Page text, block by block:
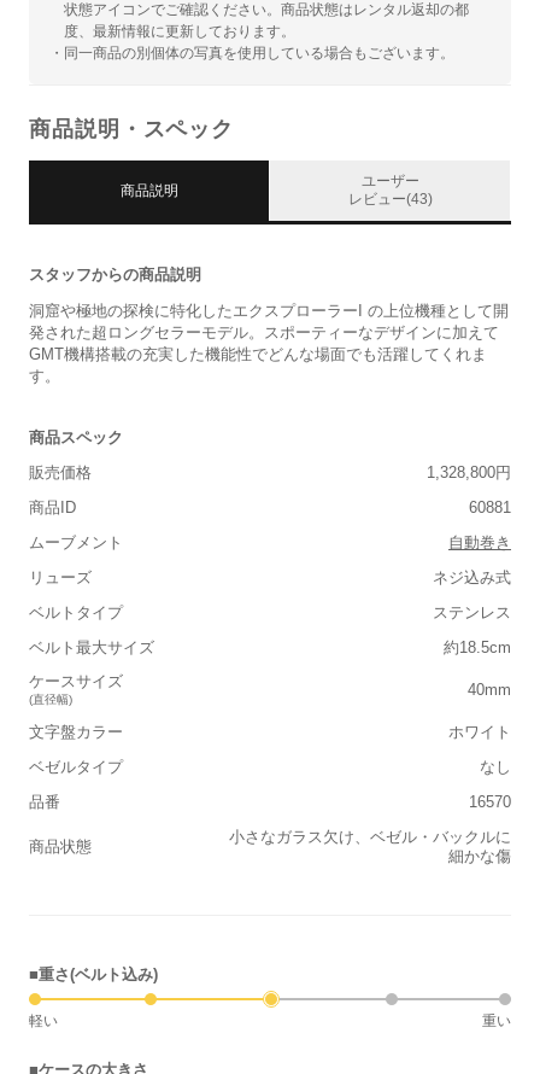
状態アイコンでご確認ください。商品状態はレンタル返却の都
度、最新情報に更新しております。
・同一商品の別個体の写真を使用している場合もございます。
商品説明・スペック
商品説明
ユーザー
レビュー(43)
スタッフからの商品説明
洞窟や極地の探検に特化したエクスプローラーI の上位機種として開
発された超ロングセラーモデル。スポーティーなデザインに加えて
GMT機構搭載の充実した機能性でどんな場面でも活躍してくれま
す。
商品スペック
販売価格
1,328,800円
商品ID
60881
ムーブメント
自動巻き
リューズ
ネジ込み式
ベルトタイプ
ステンレス
ベルト最大サイズ
約18.5cm
ケースサイズ
(直径幅)
40mm
文字盤カラー
ホワイト
ベゼルタイプ
なし
品番
16570
商品状態
小さなガラス欠け、ベゼル・バックルに
細かな傷
■重さ(ベルト込み)
軽い 重い
■ケースの大きさ